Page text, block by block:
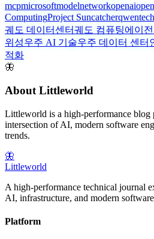
mcpmicrosoftmodelnetworkopenai
ComputingProject Suncatcherqwentech
궤도 데이터센터궤도 컴퓨팅에이
위성우주 AI 기술우주 데이터 센터
적화
🦋
About Littleworld
Littleworld is a high-performance
intersection of AI, modern software
trends.
🦋
Littleworld
A high-performance technical journal
AI, infrastructure, and modern
Platform